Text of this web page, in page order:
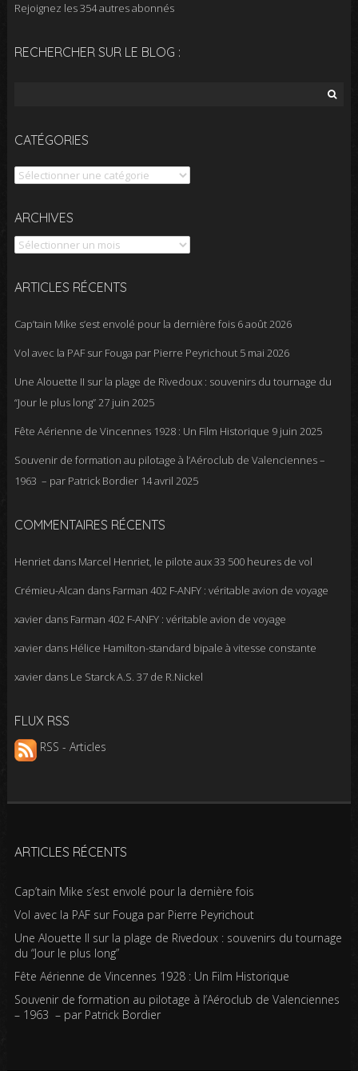
Rejoignez les 354 autres abonnés
RECHERCHER SUR LE BLOG :
CATÉGORIES
Catégories
ARCHIVES
Archives
ARTICLES RÉCENTS
Cap’tain Mike s’est envolé pour la dernière fois 6 août 2026
Vol avec la PAF sur Fouga par Pierre Peyrichout 5 mai 2026
Une Alouette II sur la plage de Rivedoux : souvenirs du tournage du
“Jour le plus long”27 juin 2025
Fête Aérienne de Vincennes 1928 : Un Film Historique 9 juin 2025
Souvenir de formation au pilotage à l’Aéroclub de Valenciennes –
1963 – par Patrick Bordier 14 avril 2025
COMMENTAIRES RÉCENTS
Henrietdans Marcel Henriet, le pilote aux 33 500 heures de vol
Crémieu-Alcan dans Farman 402 F-ANFY : véritable avion de voyage
xavierdans Farman 402 F-ANFY : véritable avion de voyage
xavierdans Hélice Hamilton-standard bipale à vitesse constante
xavierdans Le Starck A.S. 37 de R.Nickel
FLUX RSS
RSS - Articles
ARTICLES RÉCENTS
Cap’tain Mike s’est envolé pour la dernière fois
Vol avec la PAF sur Fouga par Pierre Peyrichout
Une Alouette II sur la plage de Rivedoux : souvenirs du tournage
du “Jour le plus long”
Fête Aérienne de Vincennes 1928 : Un Film Historique
Souvenir de formation au pilotage à l’Aéroclub de Valenciennes
– 1963 – par Patrick Bordier